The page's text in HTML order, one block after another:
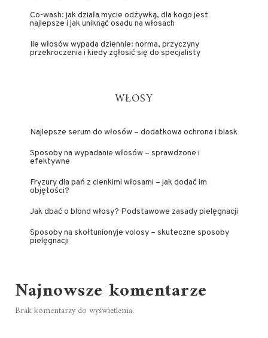
Co-wash: jak działa mycie odżywką, dla kogo jest
najlepsze i jak uniknąć osadu na włosach
Ile włosów wypada dziennie: norma, przyczyny
przekroczenia i kiedy zgłosić się do specjalisty
WŁOSY
Najlepsze serum do włosów – dodatkowa ochrona i blask
Sposoby na wypadanie włosów – sprawdzone i
efektywne
Fryzury dla pań z cienkimi włosami – jak dodać im
objętości?
Jak dbać o blond włosy? Podstawowe zasady pielęgnacji
Sposoby na skołtunionyje volosy – skuteczne sposoby
pielęgnacji
Najnowsze komentarze
Brak komentarzy do wyświetlenia.